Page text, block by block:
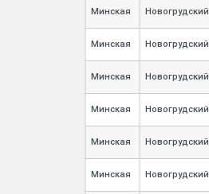
Минская Новогрудский
Минская Новогрудский
Минская Новогрудский
Минская Новогрудский
Минская Новогрудский
Минская Новогрудский